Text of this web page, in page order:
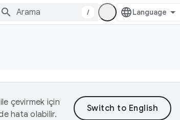
/
çevirmek için
hata olabilir.